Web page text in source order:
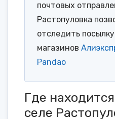
почтовых
Растопуловка
отследить
магазинов
Pandao
Где
селе